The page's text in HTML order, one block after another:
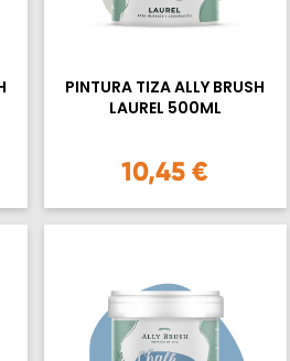
PINTURA TIZA ALLY BRUSH
LAUREL 500ML
10,45 €